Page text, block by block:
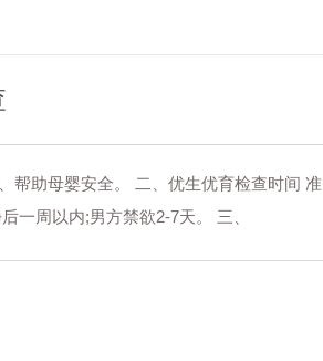
帮助母婴安全。 二、优生优育检查时间 准
一周以内;男方禁欲2-7天。 三、